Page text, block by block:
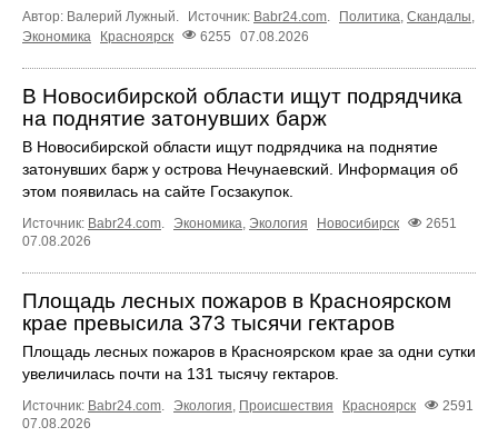
Автор: Валерий Лужный. Источник: Babr24.com. Политика, Скандалы,
Экономика
Красноярск 6255 07.08.2026
В Новосибирской области ищут подрядчика
на поднятие затонувших барж
В Новосибирской области ищут подрядчика на поднятие
затонувших барж у острова Нечунаевский. Информация об
этом появилась на сайте Госзакупок.
Источник: Babr24.com Экономика Экология Новосибирск
2651
07.08.2026
Площадь лесных пожаров в Красноярском
крае превысила 373 тысячи гектаров
Площадь лесных пожаров в Красноярском крае за одни сутки
увеличилась почти на 131 тысячу гектаров.
Источник: Babr24.com Экология Происшествия Красноярск
2591
07.08.2026